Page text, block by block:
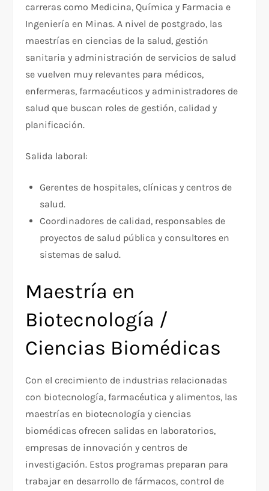
carreras como Medicina, Química y Farmacia e
Ingeniería en Minas. A nivel de postgrado, las
maestrías en ciencias de la salud, gestión
sanitaria y administración de servicios de salud
se vuelven muy relevantes para médicos,
enfermeras, farmacéuticos y administradores de
salud que buscan roles de gestión, calidad y
planificación.
Salida laboral:
Gerentes de hospitales, clínicas y centros de
salud.​
Coordinadores de calidad, responsables de
proyectos de salud pública y consultores en
sistemas de salud.​
Maestría en
Biotecnología /
Ciencias Biomédicas
Con el crecimiento de industrias relacionadas
con biotecnología, farmacéutica y alimentos, las
maestrías en biotecnología y ciencias
biomédicas ofrecen salidas en laboratorios,
empresas de innovación y centros de
investigación. Estos programas preparan para
trabajar en desarrollo de fármacos, control de